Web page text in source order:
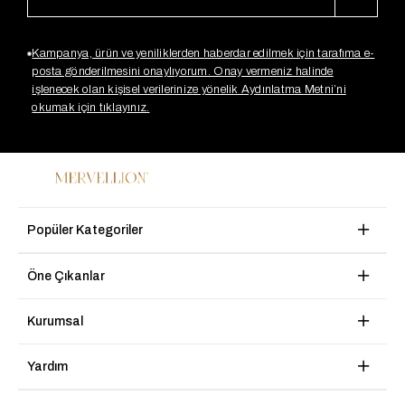
Kampanya, ürün ve yeniliklerden haberdar edilmek için tarafıma e-
posta gönderilmesini onaylıyorum. Onay vermeniz halinde
işlenecek olan kişisel verilerinize yönelik Aydınlatma Metni’ni
okumak için tıklayınız.
Popüler Kategoriler
Öne Çıkanlar
Kurumsal
Yardım